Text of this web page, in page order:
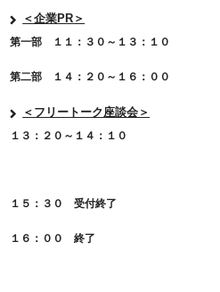
＜企業PR＞
第一部 １１：３０～１３：１０
第二部 １４：２０～１６：００
＜フリートーク座談会＞
１３：２０～１４：１０
１５：３０ 受付終了
１６：００ 終了